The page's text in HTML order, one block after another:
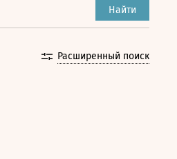
Найти
Расширенный поиск